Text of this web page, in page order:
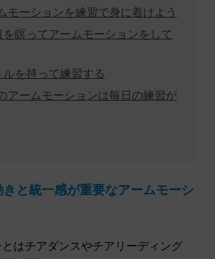
モーションを練習で身に着けよう
を瞑ってアームモーションをして
ルを持って練習する
アームモーションは毎日の練習が
きと統一感が重要なアームモーシ
はチアダンスやチアリーディング